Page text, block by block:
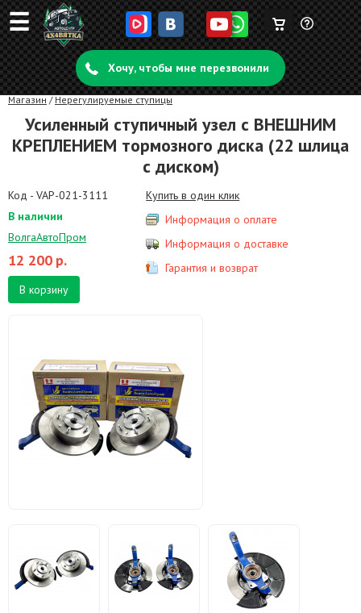
☰ Задать
вопрос
Корзина
пуста
Хочу, чтобы мне перезвонили
Магазин / Нерегулируемые ступицы
Усиленный ступичный узел с ВНЕШНИМ
КРЕПЛЕНИЕМ тормозного диска (22 шлица
с диском)
Код - VAP-021-3111
В наличии
ВолгаАвтоПром
12 200 р.
В корзину
Купить в один клик
Информация о оплате
Информация о доставке
Гарантия и возврат